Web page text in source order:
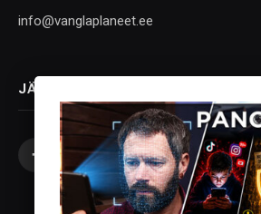
info@vanglaplaneet.ee
JÄLGI SOTSIAALMEEDIAS
Facebook
X
(Twitter)
InstagramYouTubeTelegram